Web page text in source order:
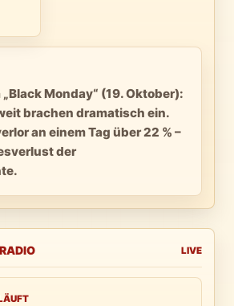
Monday“ (19. Oktober):
brachen dramatisch ein.
an einem Tag über 22 % –
der
LIVE